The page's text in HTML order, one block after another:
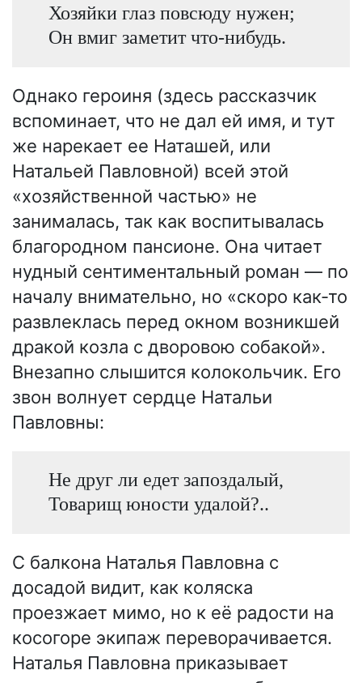
Хозяйки глаз повсюду нужен;
Он вмиг заметит что-нибудь.
Однако героиня (здесь рассказчик
вспоминает, что не дал ей имя, и тут
же нарекает ее Наташей, или
Натальей Павловной) всей этой
«хозяйственной частью» не
занималась, так как воспитывалась
благородном пансионе. Она читает
нудный сентиментальный роман — по
началу внимательно, но «скоро как-то
развлеклась перед окном возникшей
дракой козла с дворовою собакой».
Внезапно слышится колокольчик. Его
звон волнует сердце Натальи
Павловны:
Не друг ли едет запоздалый,
Товарищ юности удалой?..
С балкона Наталья Павловна с
досадой видит, как коляска
проезжает мимо, но к её радости на
косогоре экипаж переворачивается.
Наталья Павловна приказывает